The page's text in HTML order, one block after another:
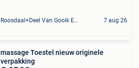
Roosdaal+Deel Van Gooik En Sint-Kwintens-Lennik 7 aug 26
massage Toestel nieuw originele
verpakking